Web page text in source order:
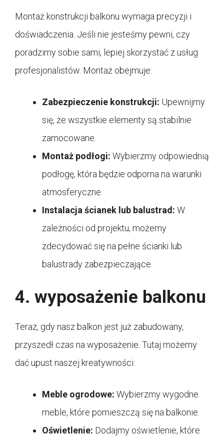
Montaż konstrukcji balkonu wymaga precyzji i
doświadczenia. Jeśli nie jesteśmy pewni, czy
poradzimy sobie sami, lepiej skorzystać z usług
profesjonalistów. Montaż obejmuje:
Zabezpieczenie konstrukcji: Upewnijmy
się, że wszystkie elementy są stabilnie
zamocowane.
Montaż podłogi: Wybierzmy odpowiednią
podłogę, która będzie odporna na warunki
atmosferyczne.
Instalacja ścianek lub balustrad: W
zależności od projektu, możemy
zdecydować się na pełne ścianki lub
balustrady zabezpieczające.
4. wyposażenie balkonu
Teraz, gdy nasz balkon jest już zabudowany,
przyszedł czas na wyposażenie. Tutaj możemy
dać upust naszej kreatywności:
Meble ogrodowe: Wybierzmy wygodne
meble, które pomieszczą się na balkonie.
Oświetlenie: Dodajmy oświetlenie, które